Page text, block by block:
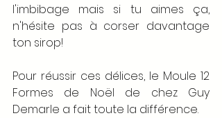
l'imbibage mais si tu aimes ça,
n'hésite pas à corser davantage
ton sirop!
Pour réussir ces délices, le Moule 12
Formes de Noël de chez Guy
Demarle a fait toute la différence.